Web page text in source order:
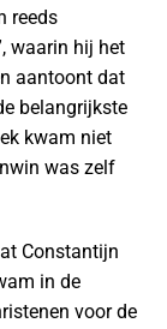
reeds
waarin hij het
aantoont dat
belangrijkste
kwam niet
was zelf
Constantijn
in de
voor de